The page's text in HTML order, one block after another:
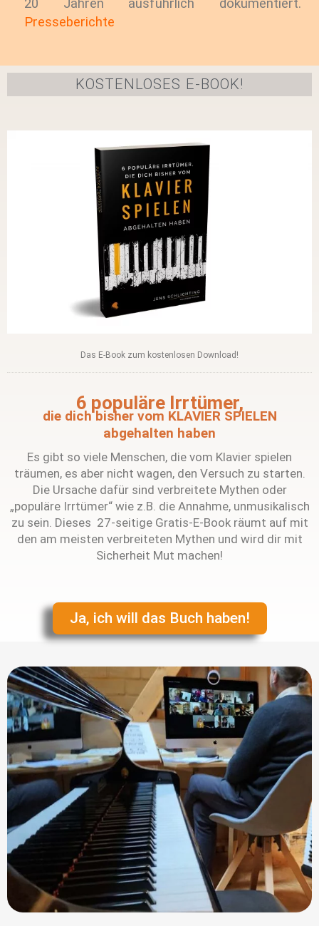
20 Jahren ausführlich dokumentiert.
Presseberichte
KOSTENLOSES E-BOOK!
Das E-Book zum kostenlosen Download!
6 populäre Irrtümer,
die dich bisher vom KLAVIER SPIELEN
abgehalten haben
Es gibt so viele Menschen, die vom Klavier spielen
träumen, es aber nicht wagen, den Versuch zu starten.
Die Ursache dafür sind verbreitete Mythen oder
„populäre Irrtümer“ wie z.B. die Annahme, unmusikalisch
zu sein. Dieses 27-seitige Gratis-E-Book räumt auf mit
den am meisten verbreiteten Mythen und wird dir mit
Sicherheit Mut machen!
Ja, ich will das Buch haben!